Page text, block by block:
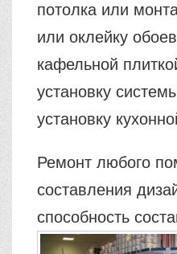
потолка или
или оклейку
кафельной
установку
установку
Ремонт любого
составления
способность